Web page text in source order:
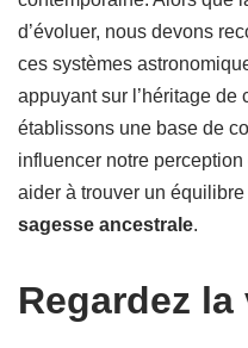
d’évoluer, nous devons
ces systèmes
appuyant sur l’héritage
établissons une base de
influencer notre
aider à trouver un équilibre
sagesse ancestrale.
Regardez